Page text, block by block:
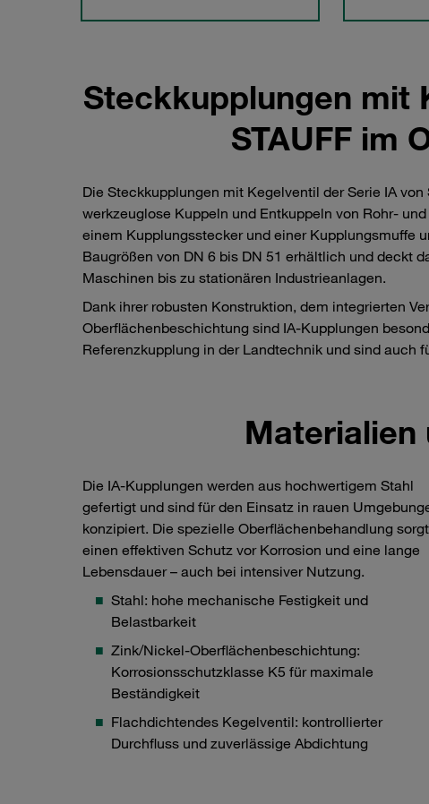
Steckkupplungen mit
STAUFF im
Die Steckkupplungen mit Kegelventil der Serie IA
werkzeuglose Kuppeln und Entkuppeln von Rohr-
einem Kupplungsstecker und einer Kupplungsmuffe
Baugrößen von DN 6 bis DN 51 erhältlich und deckt
Maschinen bis zu stationären Industrieanlagen.
Dank ihrer robusten Konstruktion, dem integrierten
Oberflächenbeschichtung sind IA-Kupplungen
Referenzkupplung in der Landtechnik und sind auch
Materialien
Die IA-Kupplungen werden aus hochwertigem Stahl
gefertigt und sind für den Einsatz in rauen
konzipiert. Die spezielle Oberflächenbehandlung
einen effektiven Schutz vor Korrosion und eine lange
Lebensdauer – auch bei intensiver Nutzung.
Stahl: hohe mechanische Festigkeit und
Belastbarkeit
Zink/Nickel-Oberflächenbeschichtung:
Korrosionsschutzklasse K5 für maximale
Beständigkeit
Flachdichtendes Kegelventil: kontrollierter
Durchfluss und zuverlässige Abdichtung